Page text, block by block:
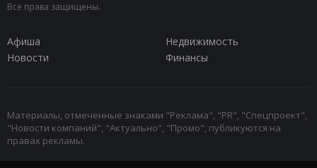
Все права защищены.
Афиша
Недвижимость
Новости
Финансы
Материалы, отмеченные знаками "Реклама", "PR", "Спецпроект",
"Новости компаний", "Актуально", "Промо", публикуются на
правах рекламы.